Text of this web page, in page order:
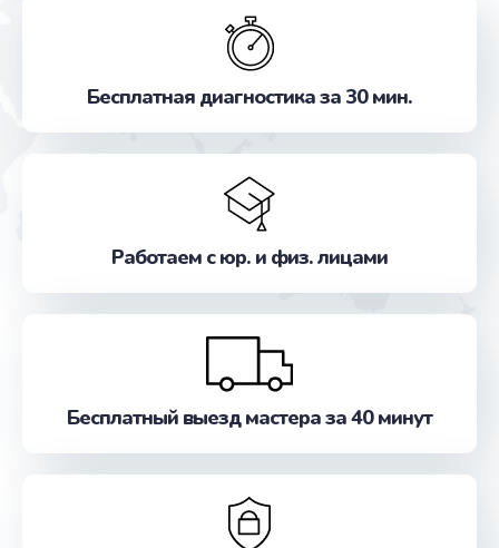
Бесплатная диагностика за 30 мин.
Работаем с юр. и физ. лицами
Бесплатный выезд мастера за 40 минут